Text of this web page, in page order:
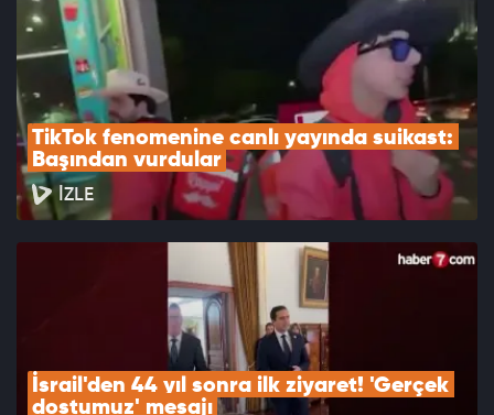
TikTok fenomenine canlı yayında suikast:
Başından vurdular
İZLE
İsrail'den 44 yıl sonra ilk ziyaret! 'Gerçek
dostumuz' mesajı